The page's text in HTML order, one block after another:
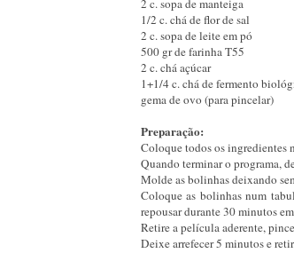
2 c. sopa de manteiga
1/2 c. chá de flor de sal
2 c. sopa de leite em pó
500 gr de farinha T55
2 c. chá açúcar
1+1/4 c. chá de fermento
gema de ovo (para pincelar)
Preparação:
Coloque todos os ingredientes
Quando terminar o programa,
Molde as bolinhas deixando
Coloque as bolinhas num
repousar durante 30 minutos
Retire a película aderente,
Deixe arrefecer 5 minutos e